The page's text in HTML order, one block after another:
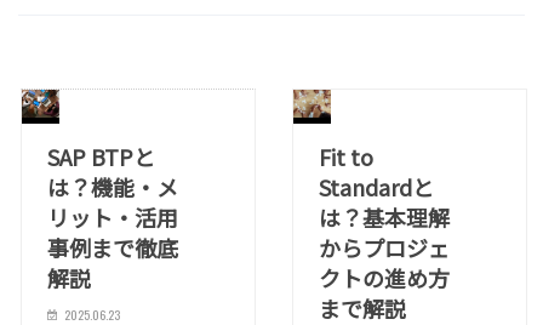
SAP BTPと
は？機能・メ
リット・活用
事例まで徹底
解説
2025.06.23
Fit to
Standardと
は？基本理解
からプロジェ
クトの進め方
まで解説